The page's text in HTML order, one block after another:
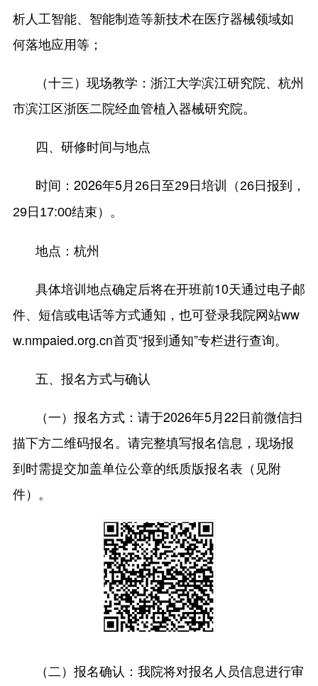
析人工智能、智能制造等新技术在医疗器械领域如
何落地应用等；
（十三）现场教学：浙江大学滨江研究院、杭州
市滨江区浙医二院经血管植入器械研究院。
四、研修时间与地点
时间：2026年5月26日至29日培训 （ 26日报到，
29日 17:00结束 ） 。
地点：杭州
具体培训地点确定后将在开班前10天通过电子邮
件、短信或电话等方式通知，也可登录我院网站ww
w.nmpaied.org.cn首页“报到通知”专栏进行查询。
五、报名方式与确认
（一）报名方式：请于2026年5月22日前微信扫
描下方二维码报名。请完整填写报名信息，现场报
到时需提交加盖单位公章的纸质版报名表（见附
件）。
（二）报名确认：我院将对报名人员信息进行审